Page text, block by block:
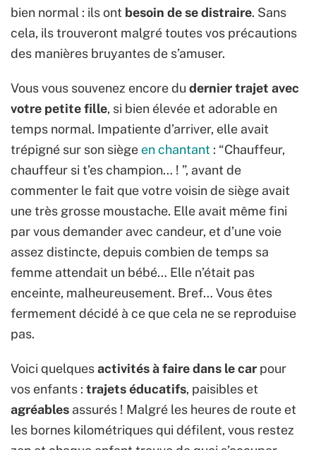
bien normal : ils ont besoin de se distraire. Sans
cela, ils trouveront malgré toutes vos précautions
des manières bruyantes de s’amuser.
Vous vous souvenez encore du dernier trajet avec
votre petite fille, si bien élevée et adorable en
temps normal. Impatiente d’arriver, elle avait
trépigné sur son siège en chantant : “Chauffeur,
chauffeur si t’es champion… ! ”, avant de
commenter le fait que votre voisin de siège avait
une très grosse moustache. Elle avait même fini
par vous demander avec candeur, et d’une voie
assez distincte, depuis combien de temps sa
femme attendait un bébé… Elle n’était pas
enceinte, malheureusement. Bref… Vous êtes
fermement décidé à ce que cela ne se reproduise
pas.
Voici quelquesactivités à faire dans le car pour
vos enfants : trajets éducatifs, paisibles et
agréables assurés ! Malgré les heures de route et
les bornes kilométriques qui défilent, vous restez